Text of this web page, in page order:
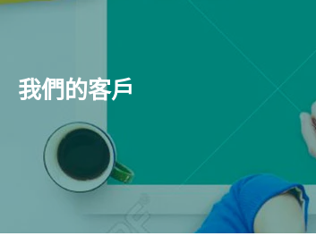
我們的客戶